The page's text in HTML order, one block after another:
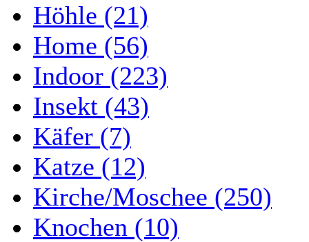
Höhle (21)
Home (56)
Indoor (223)
Insekt (43)
Käfer (7)
Katze (12)
Kirche/Moschee (250)
Knochen (10)